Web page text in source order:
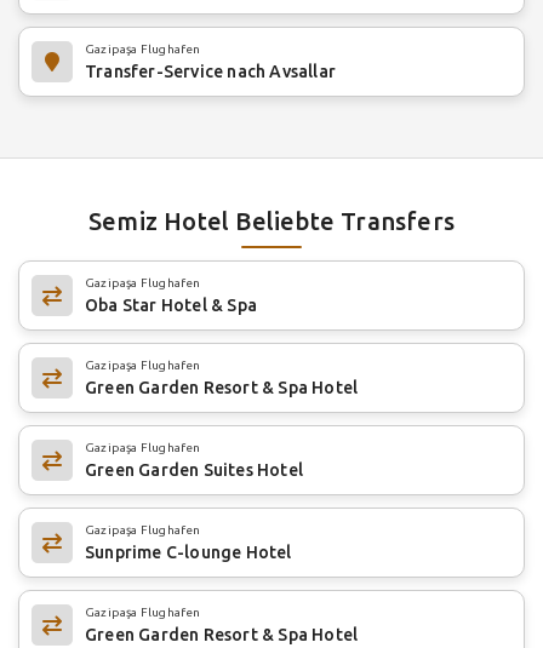
Gazipaşa Flughafen
Transfer-Service nach Avsallar
Semiz Hotel Beliebte Transfers
Gazipaşa Flughafen
Oba Star Hotel & Spa
Gazipaşa Flughafen
Green Garden Resort & Spa Hotel
Gazipaşa Flughafen
Green Garden Suites Hotel
Gazipaşa Flughafen
Sunprime C-lounge Hotel
Gazipaşa Flughafen
Green Garden Resort & Spa Hotel